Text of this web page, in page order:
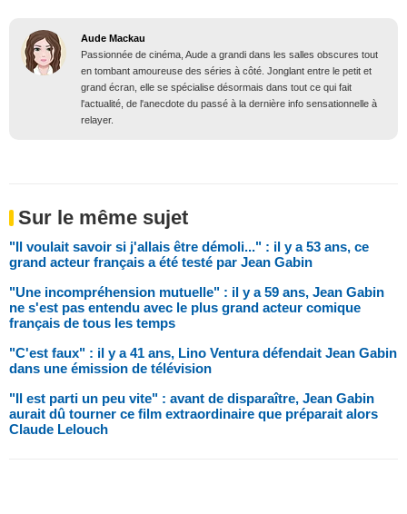
Aude Mackau
Passionnée de cinéma, Aude a grandi dans les salles obscures tout
en tombant amoureuse des séries à côté. Jonglant entre le petit et
grand écran, elle se spécialise désormais dans tout ce qui fait
l'actualité, de l'anecdote du passé à la dernière info sensationnelle à
relayer.
Sur le même sujet
"Il voulait savoir si j'allais être démoli..." : il y a 53 ans, ce
grand acteur français a été testé par Jean Gabin
"Une incompréhension mutuelle" : il y a 59 ans, Jean Gabin
ne s'est pas entendu avec le plus grand acteur comique
français de tous les temps
"C'est faux" : il y a 41 ans, Lino Ventura défendait Jean Gabin
dans une émission de télévision
"Il est parti un peu vite" : avant de disparaître, Jean Gabin
aurait dû tourner ce film extraordinaire que préparait alors
Claude Lelouch